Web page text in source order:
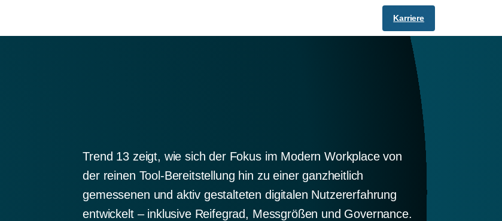
Karriere
Trend 13 zeigt, wie sich der Fokus im Modern Workplace von
der reinen Tool-Bereitstellung hin zu einer ganzheitlich
gemessenen und aktiv gestalteten digitalen Nutzererfahrung
entwickelt – inklusive Reifegrad, Messgrößen und Governance.